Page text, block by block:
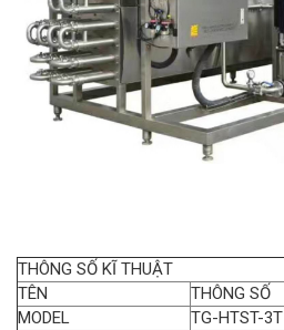
THÔNG SỐ KĨ THUẬT
TÊN
THÔNG SỐ
MODEL
TG-HTST-3T